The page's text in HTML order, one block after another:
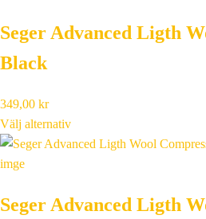
Seger Advanced Ligth
Black
349,00 kr
Välj alternativ
Seger Advanced Ligth